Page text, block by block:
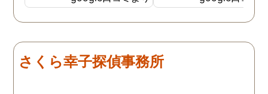
まって泣いてしまったり、
感情が表に出すぎてしまう
ださったので安心して悩み
を話せました。他はどうか
を流して話してしまいま
た。それほど自分がずっ
した、調査料金は決して
いとは言えませんが、調
さくら幸子探偵事務所